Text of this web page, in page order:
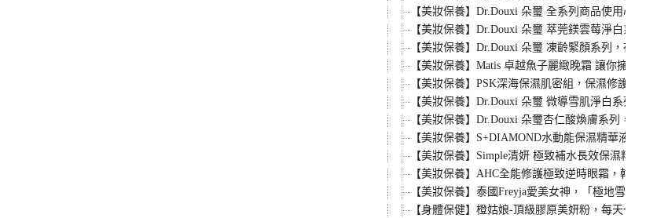
【美妝保養】Dr.Douxi 朵璽 全系列商品使用心得
【美妝保養】Dr.Douxi 朵璽 萃莞鎂雲莓淨白系列
【美妝保養】Dr.Douxi 朵璽 凍齡緊顏系列，夜間
【美妝保養】Matis 卓越魚子麗緻晚霜 讓你擁有
【美妝保養】PSK深海保濕肌密組，保濕修護一
【美妝保養】Dr.Douxi 朵璽 微導雪肌淨白系列，
【美妝保養】Dr.Douxi 朵璽杏仁酸煥膚系列，和
【美妝保養】S+DIAMOND水動能保濕精華液，
【美妝保養】Simple清妍 極致補水長效保濕精華
【美妝保養】AHC全能修護極致逆時眼霜，韓國
【美妝保養】泰國Freyja愛美女神，「極地雪藻微
【身體保健】橙姑娘-頂級膠原美妍粉，每天一包